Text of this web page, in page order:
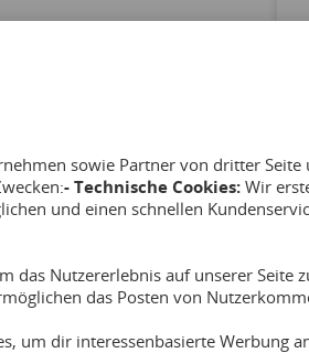
sowie Partner von dritter Seite
- Technische Cookies: Wir
und einen schnellen
das Nutzererlebnis auf unserer Seite
das Posten von
um dir interessenbasierte Werbung